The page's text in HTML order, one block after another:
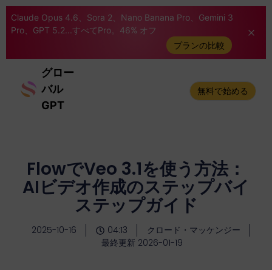
Claude Opus 4.6、Sora 2、Nano Banana Pro、Gemini 3
Pro、GPT 5.2...すべてPro。46% オフ
プランの比較
グロー
バル
GPT
無料で始める
FlowでVeo 3.1を使う方法：
AIビデオ作成のステップバイ
ステップガイド
2025-10-16 04:13
クロード・マッケンジー
最終更新 2026-01-19